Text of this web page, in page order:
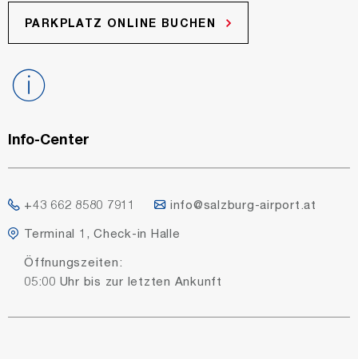
PARKPLATZ ONLINE BUCHEN
Info-Center
+43 662 8580 7911
info@salzburg-airport.at
Terminal 1, Check-in Halle
Öffnungszeiten:
05:00 Uhr bis zur letzten Ankunft